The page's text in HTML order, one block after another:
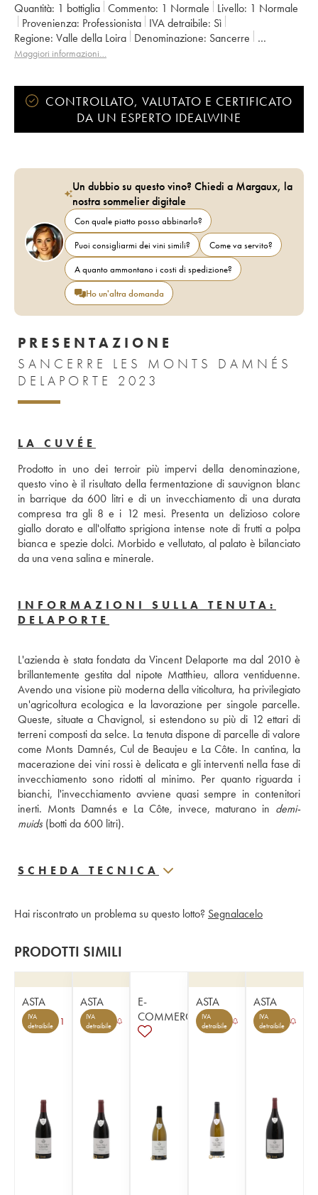
Quantità: 1 bottiglia Commento: 1 Normale Livello: 1 Normale
Provenienza:
professionista IVA detraibile:
sì
Regione:
Valle della Loira Denominazione:
Sancerre
Proprietario:
Delaporte
Maggiori informazioni…
CONTROLLATO, VALUTATO E CERTIFICATO
DA UN ESPERTO IDEALWINE
Un dubbio su questo vino? Chiedi a Margaux, la
nostra sommelier digitale
Con quale piatto posso abbinarlo?
Puoi consigliarmi dei vini simili?
Come va servito?
A quanto ammontano i costi di spedizione?
Ho un'altra domanda
PRESENTAZIONE
SANCERRE LES MONTS DAMNÉS
DELAPORTE 2023
LA CUVÉE
Prodotto in uno dei terroir più impervi della denominazione,
questo vino è il risultato della fermentazione di sauvignon blanc
in barrique da 600 litri e di un invecchiamento di una durata
compresa tra gli 8 e i 12 mesi. Presenta un delizioso colore
giallo dorato e all'olfatto sprigiona intense note di frutti a polpa
bianca e spezie dolci. Morbido e vellutato, al palato è bilanciato
da una vena salina e minerale.
INFORMAZIONI SULLA TENUTA:
DELAPORTE
L'azienda è stata fondata da Vincent Delaporte ma dal 2010 è
brillantemente gestita dal nipote Matthieu, allora ventiduenne.
Avendo una visione più moderna della viticoltura, ha privilegiato
un'agricoltura ecologica e la lavorazione per singole parcelle.
Queste, situate a Chavignol, si estendono su più di 12 ettari di
terreni composti da selce. La tenuta dispone di parcelle di valore
come Monts Damnés, Cul de Beaujeu e La Côte. In cantina, la
macerazione dei vini rossi è delicata e gli interventi nella fase di
invecchiamento sono ridotti al minimo. Per quanto riguarda i
bianchi, l'invecchiamento avviene quasi sempre in contenitori
inerti. Monts Damnés e La Côte, invece, maturano in demi-
muids
SCHEDA TECNICA
Hai riscontrato un problema su questo lotto? Segnalacelo
PRODOTTI SIMILI
ASTA
IVA
detraibile
1
ASTA
IVA
detraibile
E-
COMMERCE
ASTA
IVA
detraibile
ASTA
IVA
detraibile